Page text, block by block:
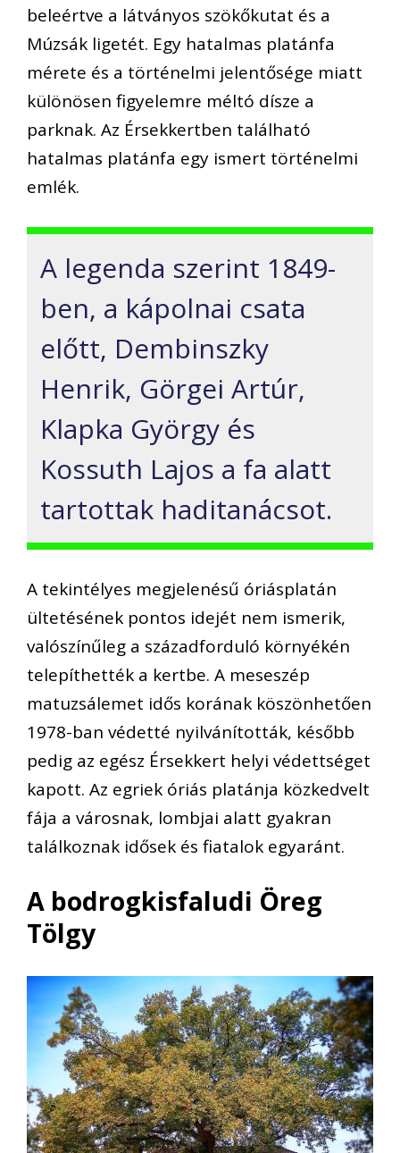
beleértve a látványos szökőkutat és a
Múzsák ligetét. Egy hatalmas platánfa
mérete és a történelmi jelentősége miatt
különösen figyelemre méltó dísze a
parknak. Az Érsekkertben található
hatalmas platánfa egy ismert történelmi
emlék.
A legenda szerint 1849-
ben, a kápolnai csata
előtt, Dembinszky
Henrik, Görgei Artúr,
Klapka György és
Kossuth Lajos a fa alatt
tartottak haditanácsot.
A tekintélyes megjelenésű óriásplatán
ültetésének pontos idejét nem ismerik,
valószínűleg a századforduló környékén
telepíthették a kertbe. A meseszép
matuzsálemet idős korának köszönhetően
1978-ban védetté nyilvánították, később
pedig az egész Érsekkert helyi védettséget
kapott. Az egriek óriás platánja közkedvelt
fája a városnak, lombjai alatt gyakran
találkoznak idősek és fiatalok egyaránt.
A bodrogkisfaludi Öreg
Tölgy